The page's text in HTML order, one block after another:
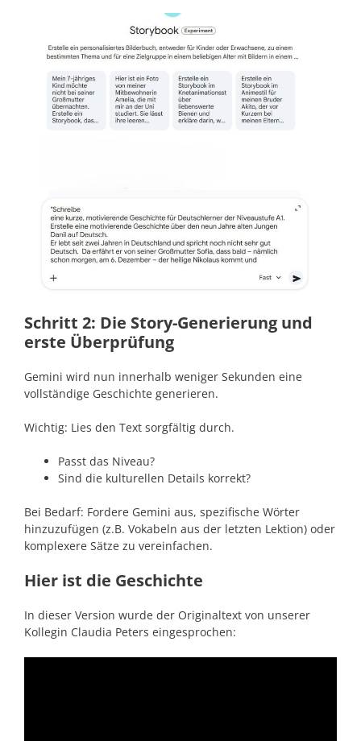
Schritt 2: Die Story-Generierung und
erste Überprüfung
Gemini wird nun innerhalb weniger Sekunden eine
vollständige Geschichte generieren.
Wichtig: Lies den Text sorgfältig durch.
Passt das Niveau?
Sind die kulturellen Details korrekt?
Bei Bedarf: Fordere Gemini aus, spezifische Wörter
hinzuzufügen (z.B. Vokabeln aus der letzten Lektion) oder
komplexere Sätze zu vereinfachen.
Hier ist die Geschichte
In dieser Version wurde der Originaltext von unserer
Kollegin Claudia Peters eingesprochen: